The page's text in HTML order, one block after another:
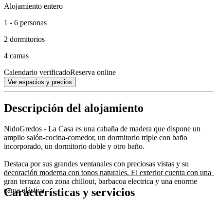
Alojamiento entero
1 - 6 personas
2 dormitorios
4 camas
Calendario verificadoReserva online
Ver espacios y precios
Descripción del alojamiento
NidoGredos - La Casa es una cabaña de madera que dispone un
amplio salón-cocina-comedor, un dormitorio triple con baño
incorporado, un dormitorio doble y otro baño.
Destaca por sus grandes ventanales con preciosas vistas y su
decoración moderna con tonos naturales. El exterior cuenta con una
gran terraza con zona chillout, barbacoa electrica y una enorme
cama elástica.
Características y servicios